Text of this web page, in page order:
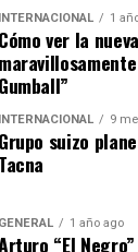
un
en
la balanza
INTERNACIONAL 1
Cómo ver la
Gumball”
INTERNACIONAL 9
Grupo suizo
Tacna
GENERAL 1 año ago
“El